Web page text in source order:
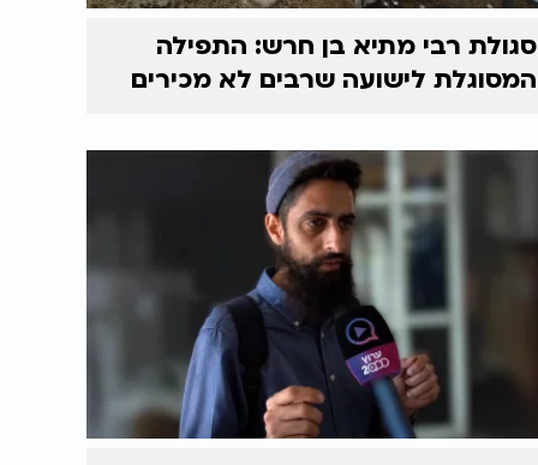
סגולת רבי מתיא בן חרש: התפילה
המסוגלת לישועה שרבים לא מכירים